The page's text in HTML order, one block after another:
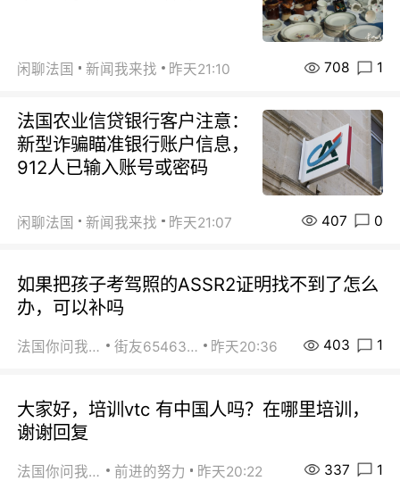
闲聊法国 新闻我来找 昨天21:10 708 1
法国农业信贷银行客户注意：
新型诈骗瞄准银行账户信息，
912人已输入账号或密码
闲聊法国 新闻我来找 昨天21:07 407 0
如果把孩子考驾照的ASSR2证明找不到了怎么
办，可以补吗
法国你问我答 街友65463281 昨天20:36 403 1
大家好，培训vtc 有中国人吗？在哪里培训，
谢谢回复
法国你问我答 前进的努力 昨天20:22 337 1